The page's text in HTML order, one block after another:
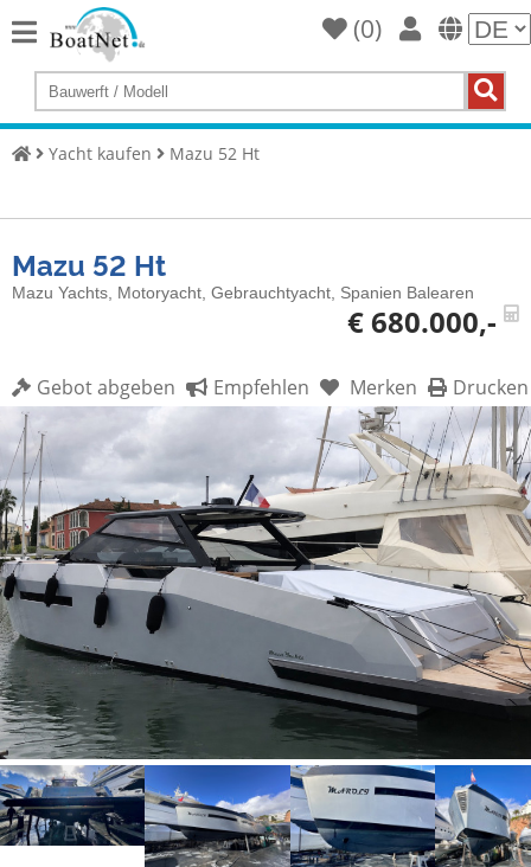
Home
Yacht
Gewerbliche
Verkäufer
Auktionen
Yachtmakler
Services
Bootszubehör
Finanzierung
Gestohlene
Boote
Messekalender
Sachverständige
Segel-
&
Sportbootschulen
(0)
Yacht kaufen Mazu 52 Ht
Mazu 52 Ht
Mazu Yachts, Motoryacht, Gebrauchtyacht, Spanien Balearen
€ 680.000,-
Gebot abgeben Empfehlen Merken Drucken